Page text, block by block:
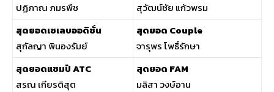
ปฏิภาณ ภมรพืช
สุวัฒน์ชัย แก้วพรม
สุดยอดเซเลบออดิชั่น
สุกัลญา พินองรัมย์
สุดยอด Couple
จารุพร โพธิ์รักษา
สุดยอดแชมป์ ATC
สรณ เกียรติสุต
สุดยอด FAM
มลิสา วงษ์อาน